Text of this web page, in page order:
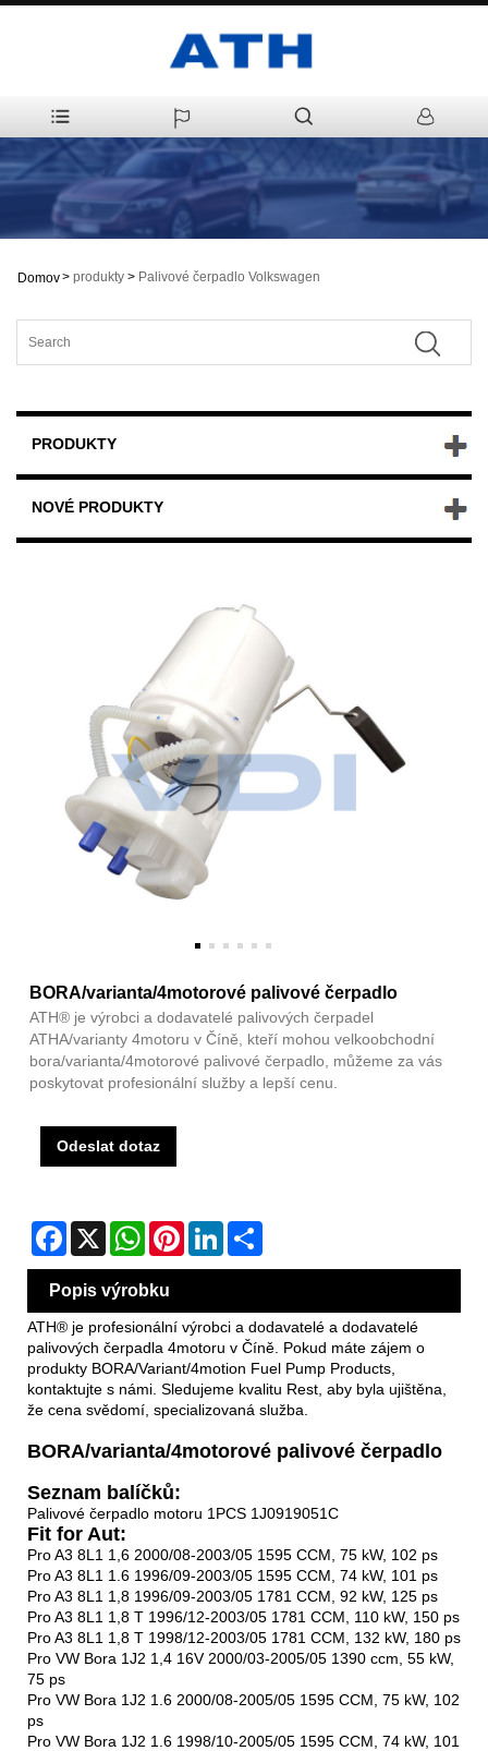
Domov> produkty > Palivové čerpadlo Volkswagen
PRODUKTY
NOVÉ PRODUKTY
BORA/varianta/4motorové palivové čerpadlo
ATH® je výrobci a dodavatelé palivových čerpadel
ATHA/varianty 4motoru v Číně, kteří mohou velkoobchodní
bora/varianta/4motorové palivové čerpadlo, můžeme za vás
poskytovat profesionální služby a lepší cenu.
Odeslat dotaz
Facebook
X WhatsAppPinterestLinkedIn
Popis výrobku
ATH® je profesionální výrobci a dodavatelé a dodavatelé
palivových čerpadla 4motoru v Číně. Pokud máte zájem o
produkty BORA/Variant/4motion Fuel Pump Products,
kontaktujte s námi. Sledujeme kvalitu Rest, aby byla ujištěna,
že cena svědomí, specializovaná služba.
BORA/varianta/4motorové palivové čerpadlo
Seznam balíčků:
Palivové čerpadlo motoru 1PCS 1J0919051C
Fit for Aut:
Pro A3 8L1 1,6 2000/08-2003/05 1595 CCM, 75 kW, 102 ps
Pro A3 8L1 1.6 1996/09-2003/05 1595 CCM, 74 kW, 101 ps
Pro A3 8L1 1,8 1996/09-2003/05 1781 CCM, 92 kW, 125 ps
Pro A3 8L1 1,8 T 1996/12-2003/05 1781 CCM, 110 kW, 150 ps
Pro A3 8L1 1,8 T 1998/12-2003/05 1781 CCM, 132 kW, 180 ps
Pro VW Bora 1J2 1,4 16V 2000/03-2005/05 1390 ccm, 55 kW,
75 ps
Pro VW Bora 1J2 1.6 2000/08-2005/05 1595 CCM, 75 kW, 102
ps
Pro VW Bora 1J2 1.6 1998/10-2005/05 1595 CCM, 74 kW, 101